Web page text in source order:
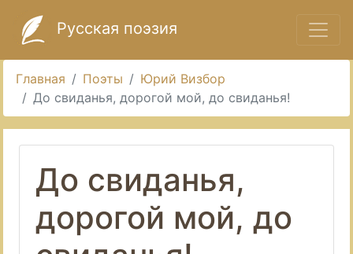
Русская поэзия
Главная Поэты
Юрий Визбор
До свиданья, дорогой мой, до свиданья!
До свиданья,
дорогой мой, до